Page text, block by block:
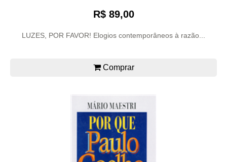
R$ 89,00
LUZES, POR FAVOR! Elogios contemporâneos à razão...
Comprar